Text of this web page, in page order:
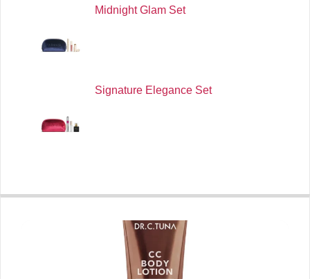
Midnight Glam Set
Signature Elegance Set